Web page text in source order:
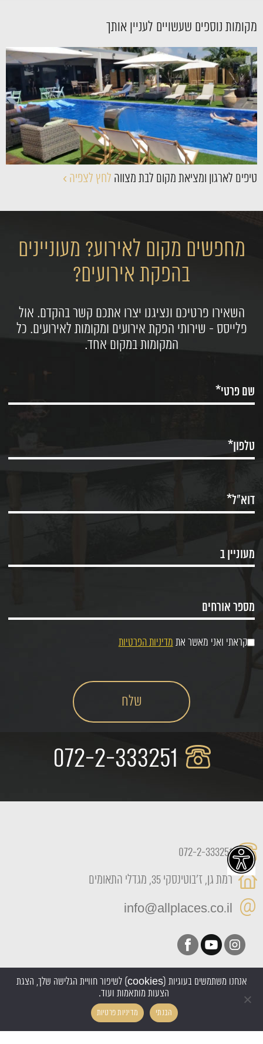
מקומות נוספים שעשויים לעניין אותך
טיפים לארגון ומציאת מקום לבת מצווה לחץ לצפיה ›
מחפשים מקום לאירוע? מעוניינים
בהפקת אירועים?
השאירו פרטיכם ונציגנו יצרו אתכם קשר בהקדם. אול
פלייסס - שירותי הפקת אירועים ומקומות לאירועים. כל
המקומות במקום אחד.
קראתי ואני מאשר את מדיניות הפרטיות
072-2-333251
רמת גן, ז'בוטינסקי 35, מגדלי התאומים
info@allplaces.co.il
כל הזכויות שמורות All Places 2022
אקסטרה דיגיטל
אנחנו משתמשים בעוגיות (cookies) לשיפור חוויית הגלישה שלך, הצגת
הצעות מותאמות ועוד.
הבנתי מדיניות פרטיות